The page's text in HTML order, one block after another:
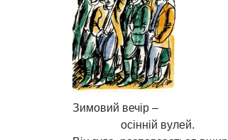
Зимовий вечір –
осінній вулей.